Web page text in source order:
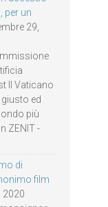
per un
29,
Il Vaticano
ed
più
ZENIT -
di
film
2020